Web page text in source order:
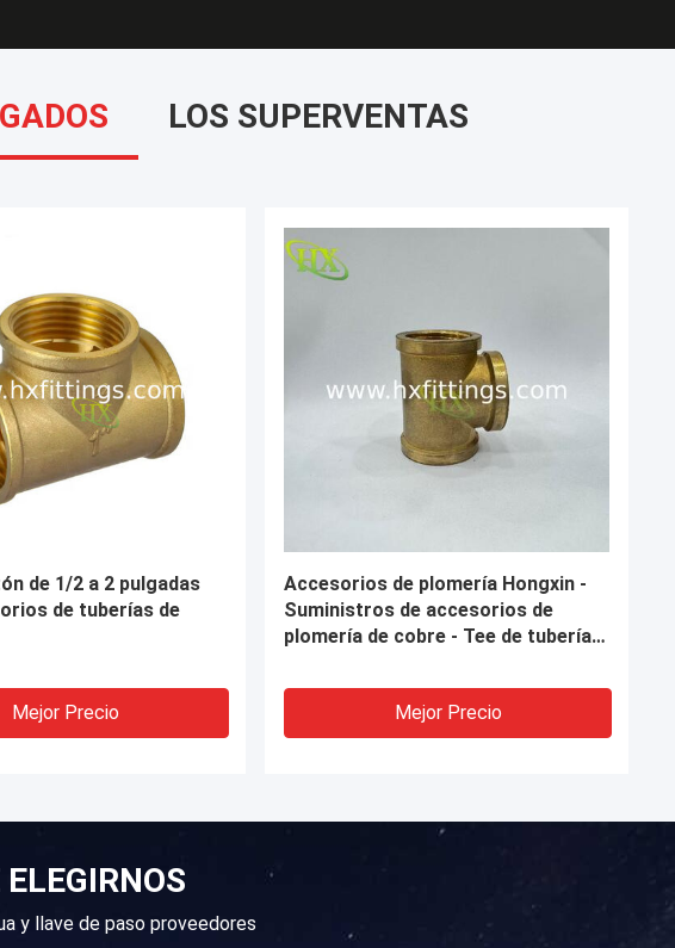
LOS SUPERVENTAS
acero al carbono
largo / pezón de
Mejor Precio
niples de tubería de acero al
carbono negro y galvanizado de
rosca larga
Mejor Precio
y llave de paso proveedores